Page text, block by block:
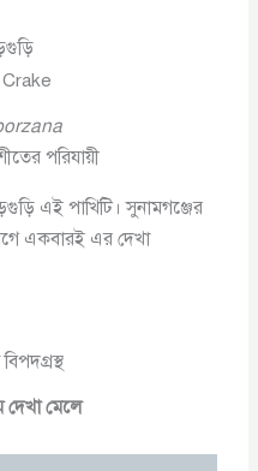
পরিযায়ী
এই পাখিটি। সুনামগঞ্জের
একবারই এর দেখা
মেলে